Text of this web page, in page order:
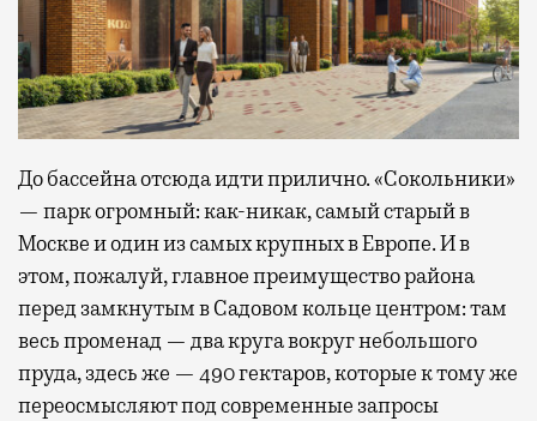
До бассейна отсюда идти прилично. «Сокольники»
— парк огромный: как-никак, самый старый в
Москве и один из самых крупных в Европе. И в
этом, пожалуй, главное преимущество района
перед замкнутым в Садовом кольце центром: там
весь променад — два круга вокруг небольшого
пруда, здесь же — 490 гектаров, которые к тому же
переосмысляют под современные запросы